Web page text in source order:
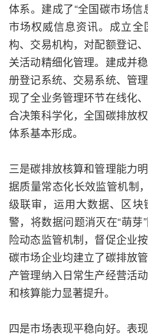
体系。建成了“全国碳市场
市场权威信息资讯。成立
构、交易机构，对配额登记
关活动精细化管理。建成并
册登记系统、交易系统、管
现了全业务管理环节在线化
合决策科学化，全国碳排放
体系基本形成。
三是碳排放核算和管理能力
据质量常态化长效监管机制
级联审，运用大数据、区
警，将数据问题消灭在“萌
险动态监管机制，督促企业
碳市场企业均建立了碳排放
产管理纳入日常生产经营活
和核算能力显著提升。
四是市场表现平稳向好。表